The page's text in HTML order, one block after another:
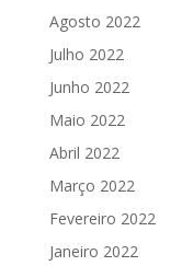
Agosto 2022
Julho 2022
Junho 2022
Maio 2022
Abril 2022
Março 2022
Fevereiro 2022
Janeiro 2022